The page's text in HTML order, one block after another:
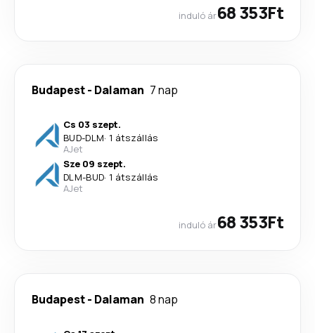
induló ár68 353Ft
Budapest- Dalaman 7 nap
Cs 03 szept.
BUD-DLM· 1 átszállás
AJet
Sze 09 szept.
DLM-BUD· 1 átszállás
AJet
induló ár68 353Ft
Budapest- Dalaman 8 nap